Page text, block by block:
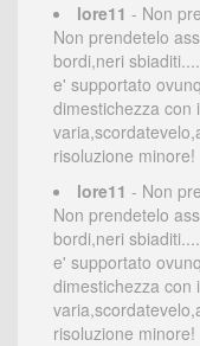
lore11 - Non
Non prendetelo
bordi,neri
e' supportato
dimestichezza con
risoluzione minore!
lore11 - Non
Non prendetelo
bordi,neri
e' supportato
dimestichezza con
risoluzione minore!